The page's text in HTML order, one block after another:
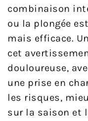
combinaison
ou la plongée
mais efficace.
cet
douloureuse,
une prise en
les risques,
sur la saison et